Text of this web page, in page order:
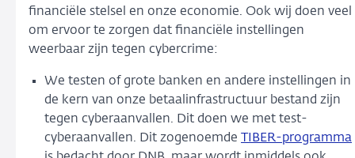
financiële stelsel en onze economie. Ook wij doen veel
om ervoor te zorgen dat financiële instellingen
weerbaar zijn tegen cybercrime:
We testen of grote banken en andere instellingen in
de kern van onze betaalinfrastructuur bestand zijn
tegen cyberaanvallen. Dit doen we met test-
cyberaanvallen. Dit zogenoemde
TIBER-programma